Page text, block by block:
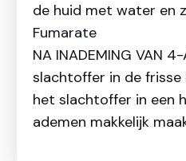
de huid met water en
Fumarate
NA INADEMING VAN
slachtoffer in de
het slachtoffer in een
ademen makkelijk